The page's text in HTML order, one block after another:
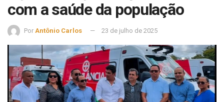
com a saúde da população
Por Antônio Carlos 23 de julho de 2025